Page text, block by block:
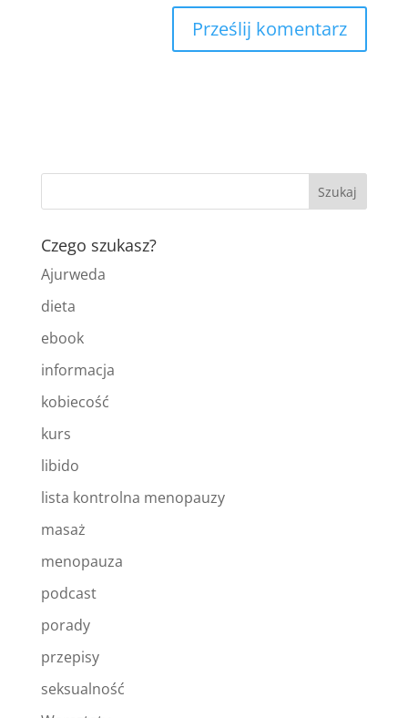
Czego szukasz?
Ajurweda
dieta
ebook
informacja
kobiecość
kurs
libido
lista kontrolna menopauzy
masaż
menopauza
podcast
porady
przepisy
seksualność